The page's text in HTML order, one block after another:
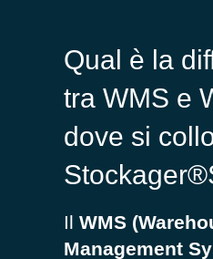
Qual è la
tra WMS e
dove si
Il WMS
Management